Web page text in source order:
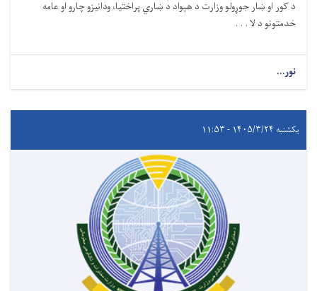
د کور او ښار جوړولو وزارت د هېواد د ښاري پراختیا، ودانیزو چارو او عامه
خدمتونو د لا . . .
نور...
یکشنبه ۱۴۰۵/۳/۲۴ - ۱۱:۵۳